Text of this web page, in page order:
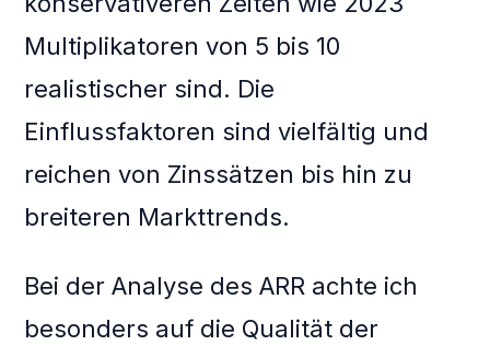
Multiplikatoren von 5 bis 10
realistischer sind. Die
Einflussfaktoren sind vielfältig und
reichen von Zinssätzen bis hin zu
breiteren Markttrends.
Bei der Analyse des ARR achte ich
besonders auf die Qualität der